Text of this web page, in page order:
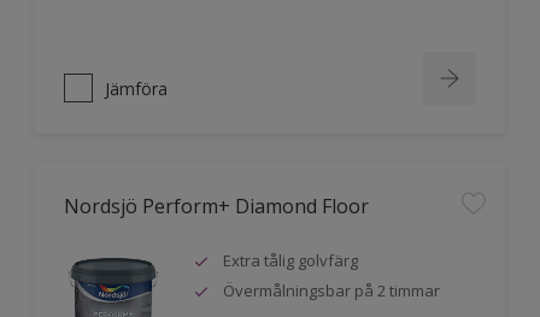
Jämföra
Nordsjö Perform+ Diamond Floor
Extra tålig golvfärg
Övermålningsbar på 2 timmar